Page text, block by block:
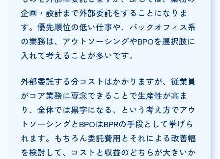
企画・設計まで外部委託をすることになりま
す。優先順位の低い仕事や、バックオフィス系
の業務は、アウトソーシングやBPOを選択肢に
入れて考えることが多いです。
外部委託する分コストはかかりますが、従業員
がコア業務に専念できることで生産性が高ま
り、全体では黒字になる、という考え方でアウ
トソーシングとBPOはBPRの手段として挙げら
れます。もちろん委託費用とそれによる改善幅
を検討して、コストと収益のどちらが大きいか